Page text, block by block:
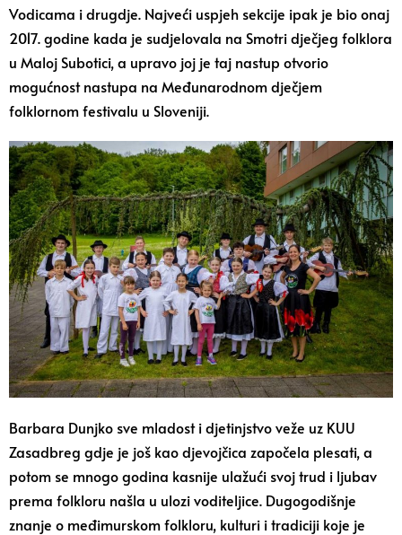
Vodicama i drugdje. Najveći uspjeh sekcije ipak je bio onaj
2017. godine kada je sudjelovala na Smotri dječjeg folklora
u Maloj Subotici, a upravo joj je taj nastup otvorio
mogućnost nastupa na Međunarodnom dječjem
folklornom festivalu u Sloveniji.
Barbara Dunjko sve mladost i djetinjstvo veže uz KUU
Zasadbreg gdje je još kao djevojčica započela plesati, a
potom se mnogo godina kasnije ulažući svoj trud i ljubav
prema folkloru našla u ulozi voditeljice. Dugogodišnje
znanje o međimurskom folkloru, kulturi i tradiciji koje je